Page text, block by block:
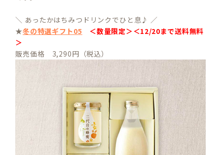
＼ あったかはちみつドリンクでひと息♪ ／
★冬の特選ギフト05
＜数量限定＞＜12/20まで送料無料
＞
販売価格 3,290円（税込）